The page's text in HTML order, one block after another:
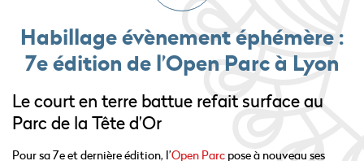
Habillage évènement éphémère :
7e édition de l’Open Parc à Lyon
Le court en terre battue refait surface au
Parc de la Tête d’Or
Pour sa 7e et dernière édition, l’Open Parc pose à nouveau ses